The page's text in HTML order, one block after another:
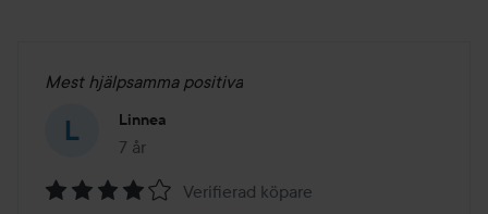
Mest hjälpsamma positiva
Linnea
7 år
Inlägget skapades 7 år
Verifierad köpare